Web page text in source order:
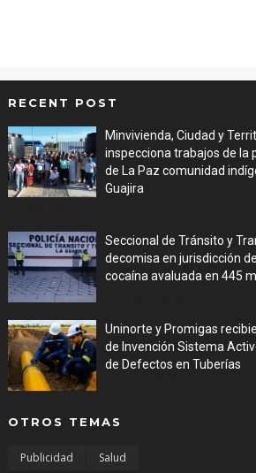
RECENT POST
Minvivienda, Ciudad y
inspecciona trabajos de la
de La Paz comunidad
Guajira
Seccional de Tránsito y
decomisa en jurisdicción
cocaína avaluada en 445
Uninorte y Promigas
de Invención Sistema
de Defectos en Tuberías
OTROS TEMAS
Publicidad Salud